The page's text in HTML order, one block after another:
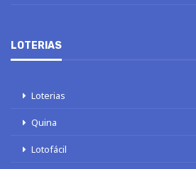
LOTERIAS
Loterias
Quina
Lotofácil